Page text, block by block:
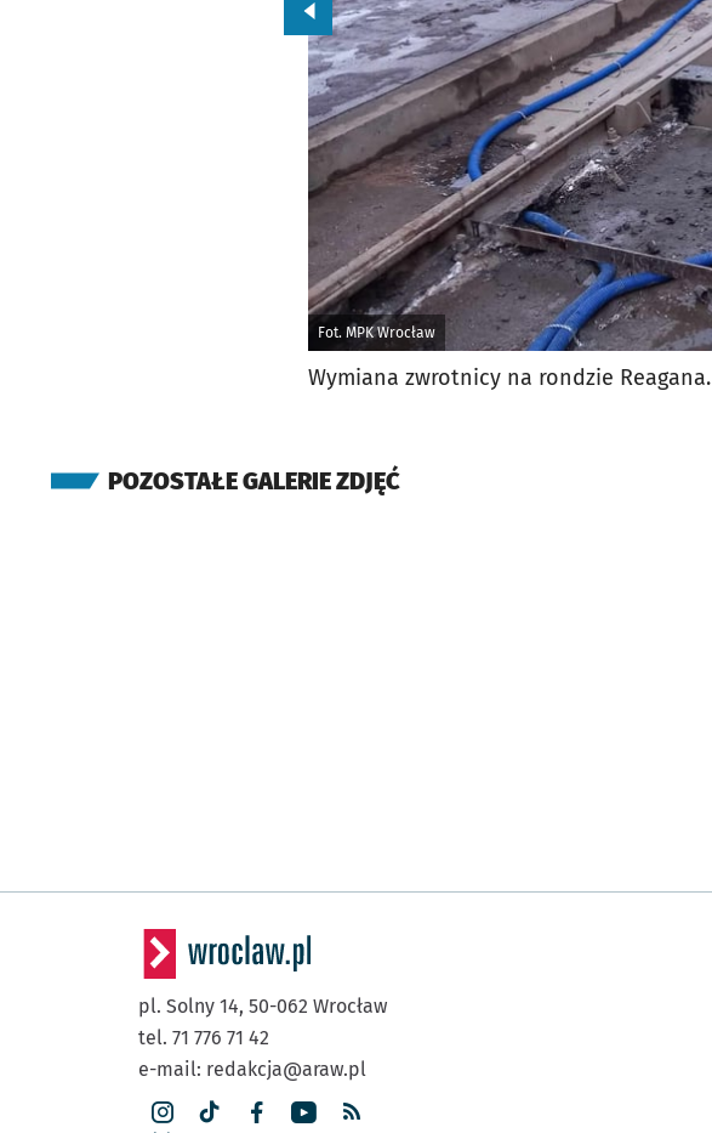
Fot. MPK Wrocław
Przejdź do poprzedniego zdjęcia.
Wymiana zwrotnicy na rondzie Reagana.
POZOSTAŁE GALERIE ZDJĘĆ
pl. Solny 14, 50-062 Wrocław
tel. 71 776 71 42
e-mail: redakcja@araw.pl